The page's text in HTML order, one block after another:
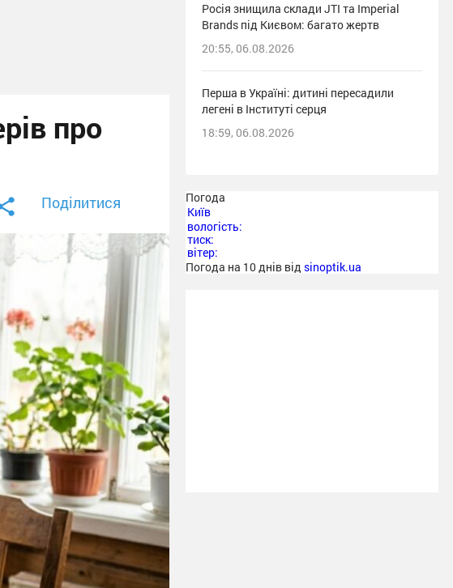
про
Поділитися
Росія знищила склади JTI та Imperial
Brands під Києвом: багато жертв
20:55, 06.08.2026
Перша в Україні: дитині пересадили
легені в Інституті серця
18:59, 06.08.2026
Погода
Київ
вологість:
тиск:
вітер:
Погода на 10 днів від sinoptik.ua